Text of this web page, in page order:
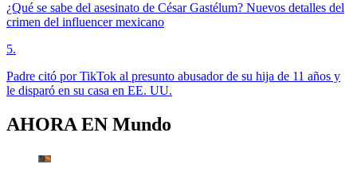
¿Qué se sabe del asesinato de César Gastélum? Nuevos detalles del
crimen del influencer mexicano
5.
Padre citó por TikTok al presunto abusador de su hija de 11 años y
le disparó en su casa en EE. UU.
AHORA EN Mundo